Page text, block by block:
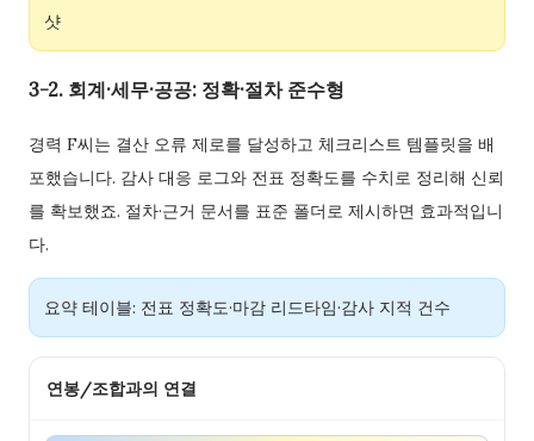
샷
3-2. 회계·세무·공공: 정확·절차 준수형
경력 F씨는 결산 오류 제로를 달성하고 체크리스트 템플릿을 배
포했습니다. 감사 대응 로그와 전표 정확도를 수치로 정리해 신뢰
를 확보했죠. 절차·근거 문서를 표준 폴더로 제시하면 효과적입니
다.
요약 테이블: 전표 정확도·마감 리드타임·감사 지적 건수
연봉/조합과의 연결